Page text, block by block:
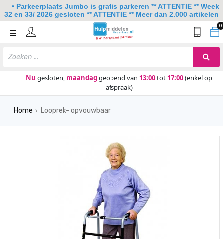
0
Nu gesloten, maandaggeopend van 13:00tot 17:00(enkel op
afspraak)
Home
Keuken
Home › Looprek- opvouwbaar
• Parkeerplaats Jumbo is gratis parkeren ** ATTENTIE ** Week
32 en 33/ 2026 gesloten ** ATTENTIE ** Meer dan 2.000 artikelen